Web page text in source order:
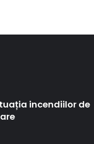
incendiilor de